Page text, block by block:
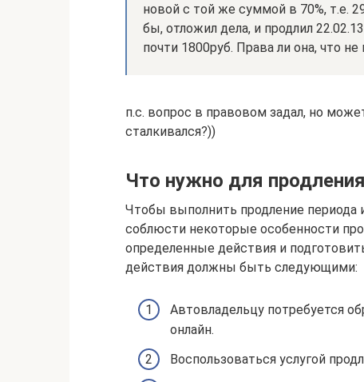
новой с той же суммой в 70%, т.е.
бы, отложил дела, и продлил
почти 1800руб. Права ли она, что
п.с. вопрос в правовом задал, но
сталкивался?))
Что нужно для
Чтобы выполнить продление периода
соблюсти некоторые особенности
определенные действия и
действия должны быть следующими:
Автовладельцу потребуется
онлайн.
Воспользоваться услугой